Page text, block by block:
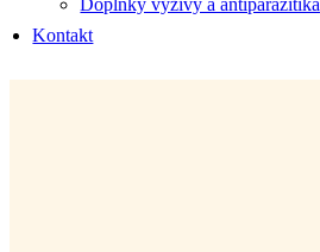
Doplnky výživy a antiparazitiká
Kontakt